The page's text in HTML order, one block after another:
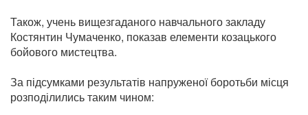
Також, учень вищезгаданого навчального закладу
Костянтин Чумаченко, показав елементи козацького
бойового мистецтва.
За підсумками результатів напруженої боротьби місця
розподілились таким чином: